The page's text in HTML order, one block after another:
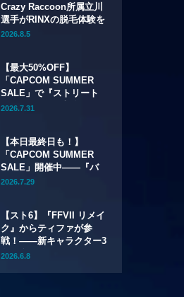
Crazy Raccoon所属立川
選手がRINXの脱毛体験を
語る——インタビュー記
2026.8.5
【最大50%OFF】
「CAPCOM SUMMER
SALE」で『ストリート
ファイター6』本編が
初セール
2026.7.31
【本日最終日も！】
「CAPCOM SUMMER
SALE」開催中——『バ
イオハザード リメイク
ード レクイエム』も
20%OFFに
2026.7.29
【スト6】『FFVII リメイ
ク』からティファが参
戦！――新キャラクター3
名を含むYear 4のライン
2026.6.8